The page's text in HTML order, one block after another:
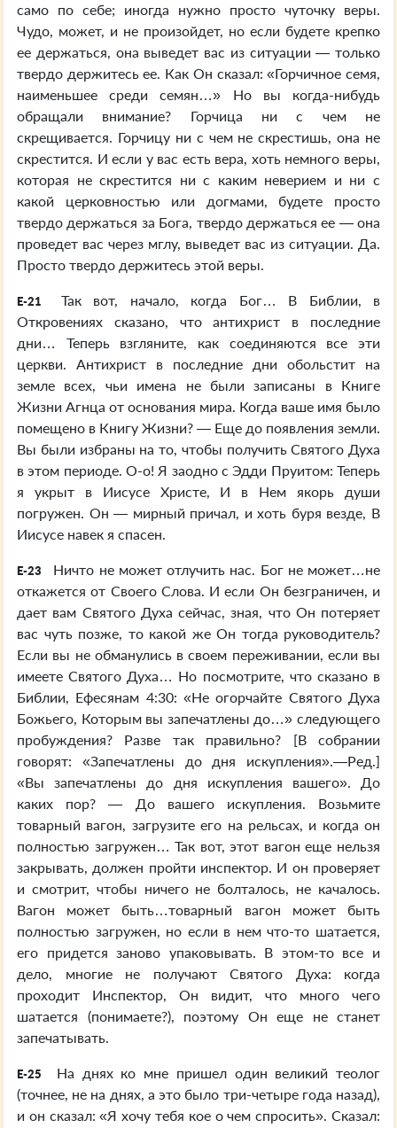
само по себе; иногда нужно просто чуточку веры.
Чудо, может, и не произойдет, но если будете крепко
ее держаться, она выведет вас из ситуации — только
твердо держитесь ее. Как Он сказал: «Горчичное семя,
наименьшее среди семян…» Но вы когда-нибудь
обращали внимание? Горчица ни с чем не
скрещивается. Горчицу ни с чем не скрестишь, она не
скрестится. И если у вас есть вера, хоть немного веры,
которая не скрестится ни с каким неверием и ни с
какой церковностью или догмами, будете просто
твердо держаться за Бога, твердо держаться ее — она
проведет вас через мглу, выведет вас из ситуации. Да.
Просто твердо держитесь этой веры.
E-21
Так вот, начало, когда Бог… В Библии, в
Откровениях сказано, что антихрист в последние
дни… Теперь взгляните, как соединяются все эти
церкви. Антихрист в последние дни обольстит на
земле всех, чьи имена не были записаны в Книге
Жизни Агнца от основания мира. Когда ваше имя было
помещено в Книгу Жизни? — Еще до появления земли.
Вы были избраны на то, чтобы получить Святого Духа
в этом периоде. О-о! Я заодно с Эдди Пруитом: Теперь
я укрыт в Иисусе Христе, И в Нем якорь души
погружен. Он — мирный причал, и хоть буря везде, В
Иисусе навек я спасен.
E-23
Ничто не может отлучить нас. Бог не может…не
откажется от Своего Слова. И если Он безграничен, и
дает вам Святого Духа сейчас, зная, что Он потеряет
вас чуть позже, то какой же Он тогда руководитель?
Если вы не обманулись в своем переживании, если вы
имеете Святого Духа… Но посмотрите, что сказано в
Библии, Ефесянам 4:30: «Не огорчайте Святого Духа
Божьего, Которым вы запечатлены до…» следующего
пробуждения? Разве так правильно? [В собрании
говорят: «Запечатлены до дня искупления».—Ред.]
«Вы запечатлены до дня искупления вашего». До
каких пор? — До вашего искупления. Возьмите
товарный вагон, загрузите его на рельсах, и когда он
полностью загружен… Так вот, этот вагон еще нельзя
закрывать, должен пройти инспектор. И он проверяет
и смотрит, чтобы ничего не болталось, не качалось.
Вагон может быть…товарный вагон может быть
полностью загружен, но если в нем что-то шатается,
его придется заново упаковывать. В этом-то все и
дело, многие не получают Святого Духа: когда
проходит Инспектор, Он видит, что много чего
шатается (понимаете?), поэтому Он еще не станет
запечатывать.
E-25
На днях ко мне пришел один великий теолог
(точнее, не на днях, а это было три-четыре года назад),
и он сказал: «Я хочу тебя кое о чем спросить». Сказал: